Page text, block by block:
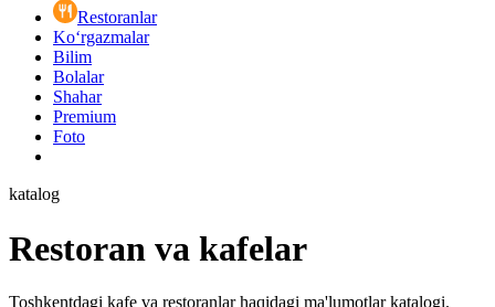
Restoranlar
Ko‘rgazmalar
Bilim
Bolalar
Shahar
Premium
Foto
katalog
Restoran va kafelar
Toshkentdagi kafe va restoranlar haqidagi ma'lumotlar katalogi.